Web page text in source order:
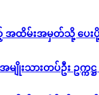
ြည့် အထိမ်းအမှတ်သို့ ပ
းသားတပ်ဦး ဥက္ကဋ္ဌ